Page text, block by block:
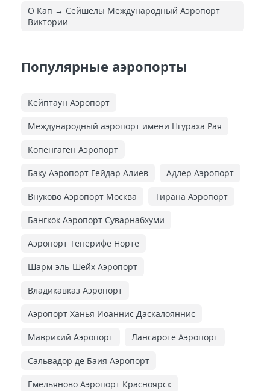
О Кап → Сейшелы Международный Аэропорт
Виктории
Популярные аэропорты
Кейптаун Аэропорт
Международный аэропорт имени Нгураха Рая
Копенгаген Аэропорт
Баку Аэропорт Гейдар Алиев Адлер Аэропорт
Внуково Аэропорт Москва Тирана Аэропорт
Бангкок Аэропорт Суварнабхуми
Аэропорт Тенерифе Норте
Шарм-эль-Шейх Аэропорт
Владикавказ Аэропорт
Аэропорт Ханья Иоаннис Даскалояннис
Маврикий Аэропорт Лансароте Аэропорт
Сальвадор де Баия Аэропорт
Емельяново Аэропорт Красноярск